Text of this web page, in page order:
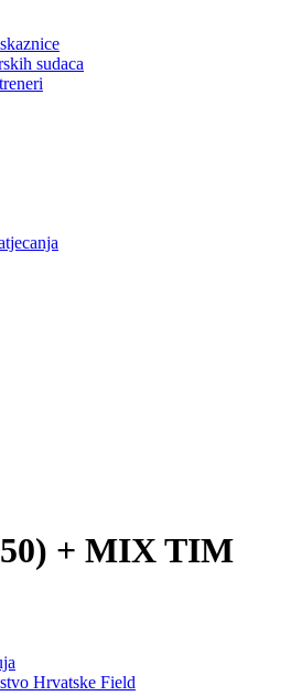
sudaca
+ MIX TIM
Hrvatske Field